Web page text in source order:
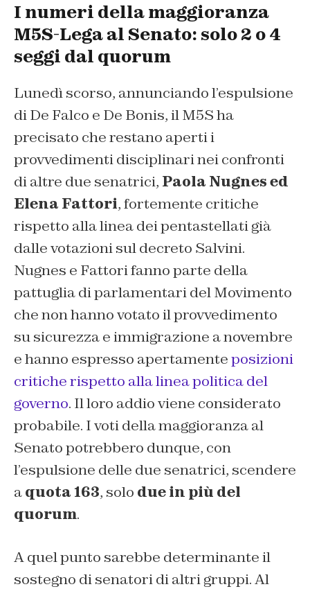
I numeri della maggioranza
M5S-Lega al Senato: solo 2 o 4
seggi dal quorum
Lunedì scorso, annunciando l’espulsione
di De Falco e De Bonis, il M5S ha
precisato che restano aperti i
provvedimenti disciplinari nei confronti
di altre due senatrici, Paola Nugnes ed
Elena Fattori, fortemente critiche
rispetto alla linea dei pentastellati già
dalle votazioni sul decreto Salvini.
Nugnes e Fattori fanno parte della
pattuglia di parlamentari del Movimento
che non hanno votato il provvedimento
su sicurezza e immigrazione a novembre
e hanno espresso apertamenteposizioni
critiche rispetto alla linea politica del
governo. Il loro addio viene considerato
probabile. I voti della maggioranza al
Senato potrebbero dunque, con
l’espulsione delle due senatrici, scendere
aquota 163, solo due in più del
quorum.
A quel punto sarebbe determinante il
sostegno di senatori di altri gruppi. Al